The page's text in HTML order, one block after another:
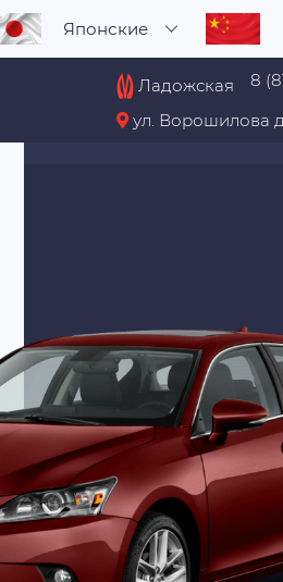
Японские
Ладожская
8
ул. Ворошилова